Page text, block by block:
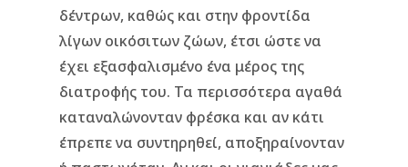
δέντρων, καθώς και στην φροντίδα
λίγων οικόσιτων ζώων, έτσι ώστε να
έχει εξασφαλισμένο ένα μέρος της
διατροφής του. Τα περισσότερα αγαθά
καταναλώνονταν φρέσκα και αν κάτι
έπρεπε να συντηρηθεί, αποξηραίνονταν